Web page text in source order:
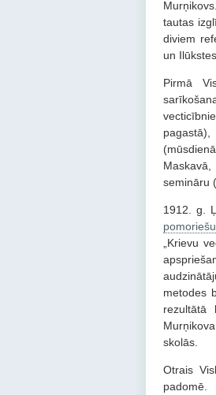
tautas
diviem
un
Pirmā
semināru
1912. g.
pomoriešu
„Krievu
metodes
rezultātā
skolās.
Otrais
padomē.